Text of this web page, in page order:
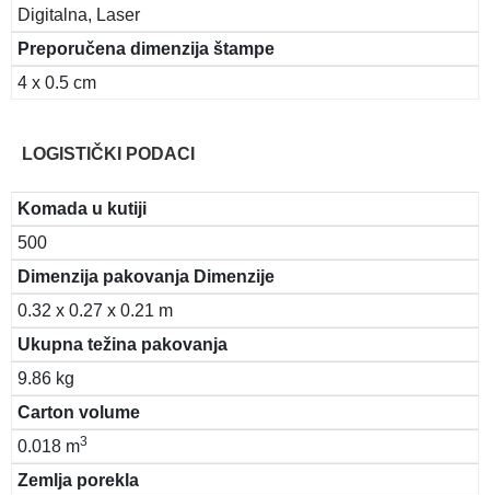
Digitalna, Laser
Preporučena dimenzija štampe
4 x 0.5 cm
LOGISTIČKI PODACI
Komada u kutiji
500
Dimenzija pakovanja Dimenzije
0.32 x 0.27 x 0.21 m
Ukupna težina pakovanja
9.86 kg
Carton volume
0.018 m3
Zemlja porekla